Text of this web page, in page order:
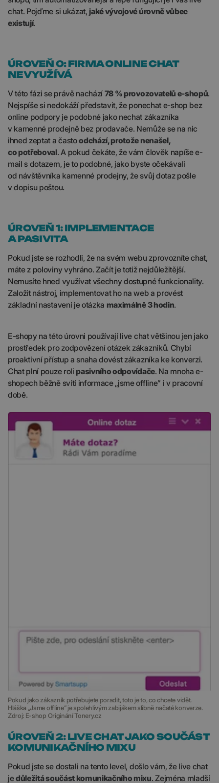
chat. Pojďme si ukázat, jaké vývojové úrovně vůbec
existují.
ÚROVEŇ 0: FIRMA ONLINE CHAT
NEVYUŽÍVÁ
V této fázi se právě nachází 78 % provozovatelů e-shopů.
Nejspíše si nedokáží představit, že ponechat e-shop bez
online podpory je podobné jako nechat zákazníka
v kamenné prodejně bez prodavače. Nemůže se na nic
ihned zeptat a častoodchází, protože nenašel,
co potřeboval. A pokud čekáte, že vám člověk napíše e-
mail s dotazem, je to podobné, jako byste očekávali
od návštěvníka kamenné prodejny, že svůj dotaz pošle
v dopisu poštou.
ÚROVEŇ 1: IMPLEMENTACE
A PASIVITA
Pokud jste se rozhodli, že na svém webu zprovozníte chat,
máte z poloviny vyhráno. Začít je totiž nejdůležitější.
Nemusíte hned využívat všechny dostupné funkcionality.
Založit nástroj, implementovat ho na web a provést
základní nastavení je otázka maximálně 3 hodin.
E-shopy na této úrovni používají live chat většinou jen jako
prostředek pro zodpovězení otázek zákazníků. Chybí
proaktivní přístup a snaha dovést zákazníka ke konverzi.
Chat plní pouze roli pasivního odpovídače. Na mnoha e-
shopech běžně svítí informace „jsme offline” i v pracovní
době.
Pokud jako zákazník potřebujete poradit, toto je to, co chcete vidět.
Hláška „Jsme offline” je spolehlivým zabijákem slibně načaté konverze.
Zdroj: E-shop Originání Tonery.cz
ÚROVEŇ 2: LIVE CHAT JAKO SOUČÁST
KOMUNIKAČNÍHO MIXU
Pokud jste se dostali na tento level, došlo vám, že live chat
jedůležitá součást komunikačního mixu. Zejména mladší